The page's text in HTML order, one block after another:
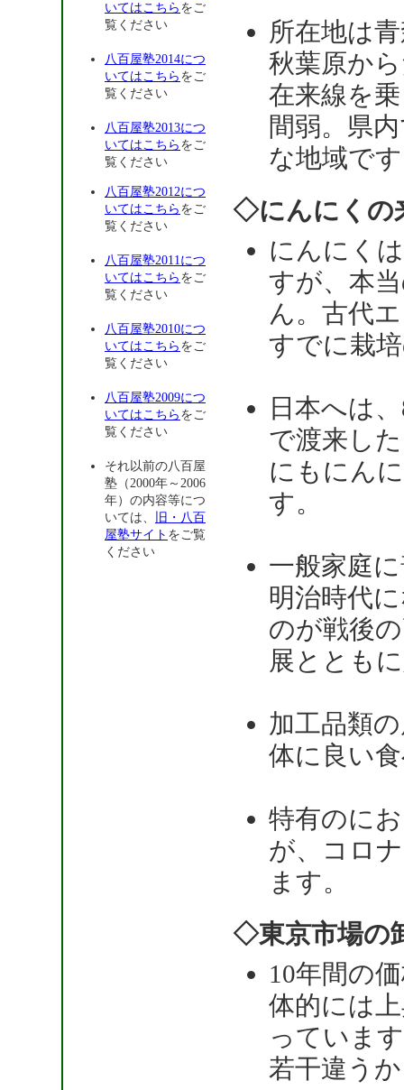
いてはこちら をご
覧ください
八百屋塾2014につ
いてはこちら をご
覧ください
八百屋塾2013につ
いてはこちら をご
覧ください
八百屋塾2012につ
いてはこちら をご
覧ください
八百屋塾2011につ
いてはこちら をご
覧ください
八百屋塾2010につ
いてはこちら をご
覧ください
八百屋塾2009につ
いてはこちら をご
覧ください
それ以前の八百屋
塾（2000年～2006
年）の内容等につ
いては、
旧・八百
屋塾サイト をご覧
ください
所在地は
秋葉原か
在来線を
間弱。県
な地域で
◇にんにくの
にんにく
すが、本
ん。古代
すでに栽
日本へは
で渡来し
にもにん
す。
一般家庭
明治時代
のが戦後
展ととも
加工品類
体に良い
特有のに
が、コロ
ます。
◇東京市場の
10年間の
体的には
っていま
若干違う